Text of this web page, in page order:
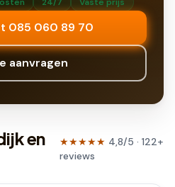
085 060 89 70
aanvragen
en
★★★★★ 4,8/5 · 122+
reviews